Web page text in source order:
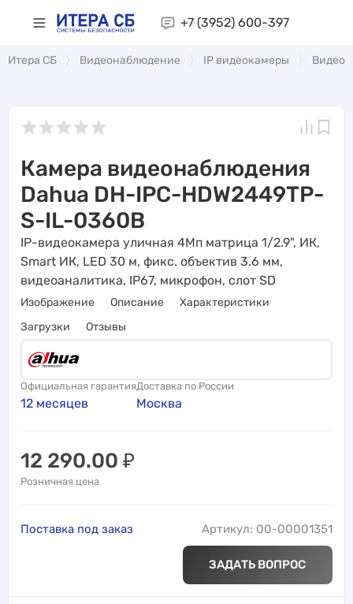
+7 (3952) 600-397
Итера СБ Видеонаблюдение IP видеокамеры
Камера видеонаблюдения
Dahua DH-IPC-HDW2449TP-
S-IL-0360B
IP-видеокамера уличная 4Мп матрица 1/2.9", ИК,
Smart ИК, LED 30 м, фикс. объектив 3.6 мм,
видеоаналитика, IP67, микрофон, слот SD
Изображение Описание
Характеристики
Загрузки
Отзывы
Официальная гарантия
12 месяцев
Доставка по России
Москва
12 290.00 ₽
Розничная цена
Поставка под заказ Артикул: 00-00001351
ЗАДАТЬ ВОПРОС